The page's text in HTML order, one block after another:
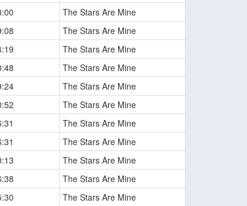
The Stars Are Mine
The Stars Are Mine
The Stars Are Mine
The Stars Are Mine
The Stars Are Mine
The Stars Are Mine
The Stars Are Mine
The Stars Are Mine
The Stars Are Mine
The Stars Are Mine
The Stars Are Mine